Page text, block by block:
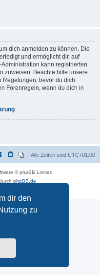
dir den
zu
dich anmelden zu können. Die
und ermöglicht dir, auf
kann registrierten
zuweisen. Beachte bitte unsere
Regelungen, bevor du dich
Forenregeln, wenn du dich in
Alle Zeiten sind UTC+01:00
© phpBB Limited
phpBB.de